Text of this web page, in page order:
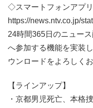
◇スマートフォンアプ
https://news.ntv.co.jp/
24時間365日のニュー
へ参加する機能を実装
ウンロードをよろしく
【ラインアップ】
・京都男児死亡、本格